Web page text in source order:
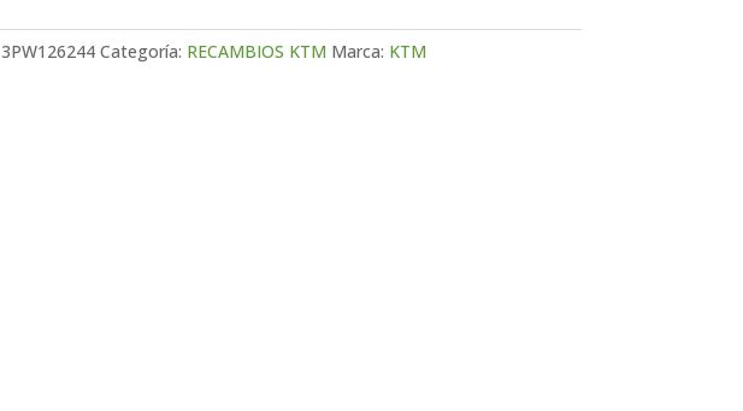
3PW126244 Categoría: RECAMBIOS KTM Marca: KTM